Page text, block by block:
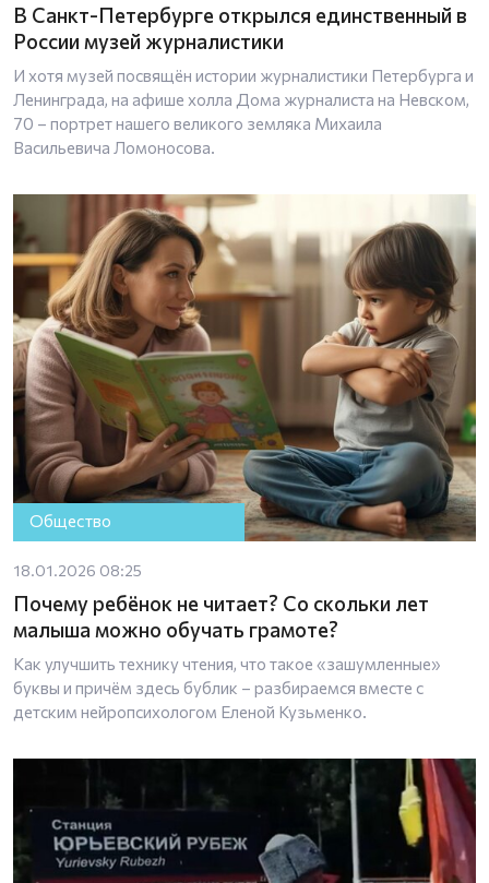
В Санкт-Петербурге открылся единственный в
России музей журналистики
И хотя музей посвящён истории журналистики Петербурга и
Ленинграда, на афише холла Дома журналиста на Невском,
70 – портрет нашего великого земляка Михаила
Васильевича Ломоносова.
Общество
18.01.2026 08:25
Почему ребёнок не читает? Со скольки лет
малыша можно обучать грамоте?
Как улучшить технику чтения, что такое «зашумленные»
буквы и причём здесь бублик – разбираемся вместе с
детским нейропсихологом Еленой Кузьменко.